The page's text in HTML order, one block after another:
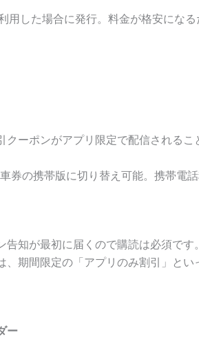
した場合に発行。料金が格安にな
ーポンがアプリ限定で配信されるこ
券の携帯版に切り替え可能。携帯電
知が最初に届くので購読は必須です。
期間限定の「アプリのみ割引」とい
ー